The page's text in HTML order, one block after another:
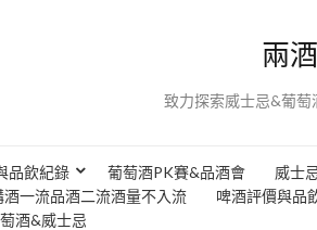
兩
致力探索威士忌&葡萄
品飲紀錄 葡萄酒PK賽&品酒會 威士
一流品酒二流酒量不入流
啤酒評價與品
酒&威士忌